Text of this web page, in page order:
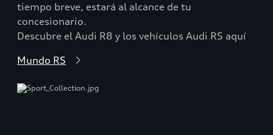
tiempo breve, estará al alcance de tu
concesionario.
Descubre el Audi R8 y los vehículos Audi RS aquí
Mundo RS